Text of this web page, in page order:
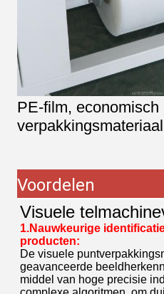
PE-film, economisch
verpakkingsmateriaal
Voordelen
Visuele
1.Nauwkeurige
producten:
De visuele
geavanceerde
middel van hoge precisie